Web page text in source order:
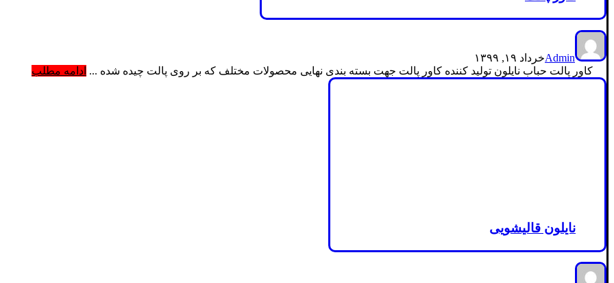
Adminخرداد ۱۹, ۱۳۹۹
کاور پالت حباب نایلون تولید کننده کاور پالت جهت بسته بندی نهایی محصولات مختلف که بر روی پالت چیده شده ... ادامه مطلب
نایلون قالیشویی